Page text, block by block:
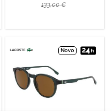
133,00 €
Novo